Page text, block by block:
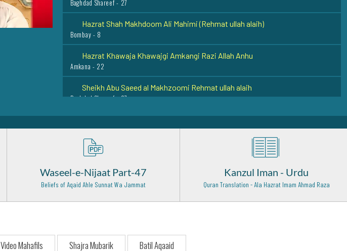
Hazrat Shah Makhdoom Ali Mahimi (Rehmat ullah alaih)
Bombay - 8
Hazrat Khawaja Khawajgi Amkangi Razi Allah Anhu
Amkana - 22
Sheikh Abu Saeed al Makhzoomi Rehmat ullah alaih
Baghdad Shareef - 27
Hazrat Hafiz Syed Jamal Ullah Razi Allah Anhu
Rampur - 4
Hazrat Imam Hasan Askari (Rehmat ullah alaih)
Samarrah (Iraq) - 22
Hazrat Khawaja Yusuf Hamdani Razi Allah Anhu
Waseel-e-Nijaat Part-47
Beliefs of Aqaid Ahle Sunnat Wa Jammat
Kanzul Iman - Urdu
Quran Translation - Ala Hazrat Imam Ahmad Raza
Video Mahafils Shajra Mubarik Batil Aqaaid